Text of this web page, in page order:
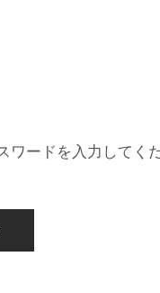
ワードを入力してく